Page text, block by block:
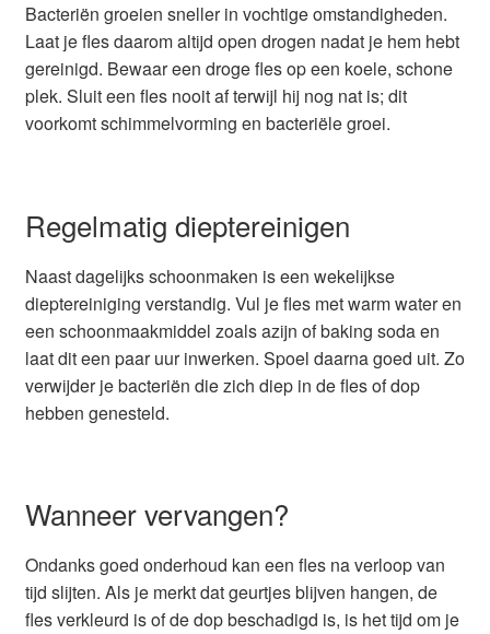
Bacteriën groeien sneller in vochtige omstandigheden.
Laat je fles daarom altijd open drogen nadat je hem hebt
gereinigd. Bewaar een droge fles op een koele, schone
plek. Sluit een fles nooit af terwijl hij nog nat is; dit
voorkomt schimmelvorming en bacteriële groei.
Regelmatig dieptereinigen
Naast dagelijks schoonmaken is een wekelijkse
dieptereiniging verstandig. Vul je fles met warm water en
een schoonmaakmiddel zoals azijn of baking soda en
laat dit een paar uur inwerken. Spoel daarna goed uit. Zo
verwijder je bacteriën die zich diep in de fles of dop
hebben genesteld.
Wanneer vervangen?
Ondanks goed onderhoud kan een fles na verloop van
tijd slijten. Als je merkt dat geurtjes blijven hangen, de
fles verkleurd is of de dop beschadigd is, is het tijd om je